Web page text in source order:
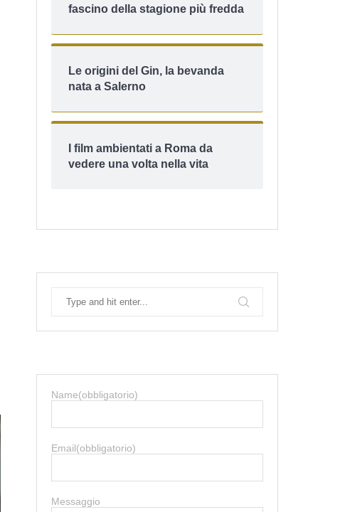
fascino della stagione più fredda
Le origini del Gin, la bevanda
nata a Salerno
I film ambientati a Roma da
vedere una volta nella vita
Name(obbligatorio)
Email(obbligatorio)
Messaggio